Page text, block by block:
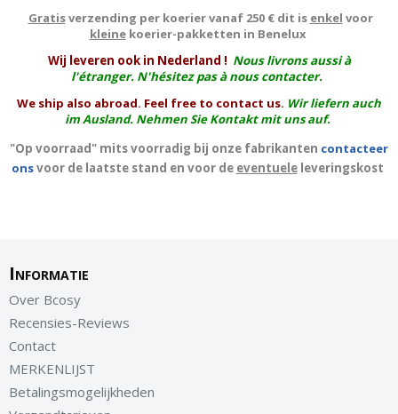
Gratisverzending per koerier vanaf 250 € dit is enkel voor
kleinekoerier-pakketten in Benelux
Wij leveren ook in Nederland ! Nous livrons aussi à
l'étranger. N'hésitez pas à nous contacter.
We ship also abroad. Feel free to contact us. Wir liefern auch
im Ausland. Nehmen Sie Kontakt mit uns auf.
"Op voorraad" mits voorradig bij onze fabrikanten contacteer
onsvoor de laatste stand en voor de eventueleleveringskost
Informatie
Over Bcosy
Recensies-Reviews
Contact
MERKENLIJST
Betalingsmogelijkheden